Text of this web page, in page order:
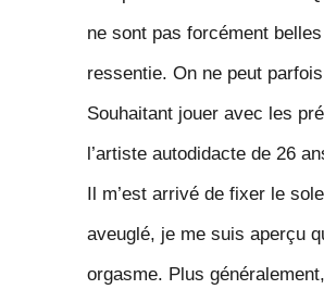
ne sont pas forcément
ressentie. On ne peut
Souhaitant jouer avec les
l’artiste autodidacte de 26
Il m’est arrivé de fixer le
aveuglé, je me suis aperçu
orgasme. Plus